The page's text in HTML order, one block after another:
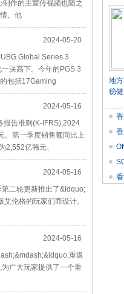
作的主宣传视频也随之
。他
2024-05-20
Global Series 3
决高下。今年的PGS 3
包括17Gaming
2024-05-16
报告准则(K-IFRS),2024
。第一季度销售额同比上
2,552亿韩元、
2024-05-16
二轮更新推出了&ldquo;
伦格的玩家们而设计。
2024-05-16
重返
广大玩家提供了一个重
地
稳
价